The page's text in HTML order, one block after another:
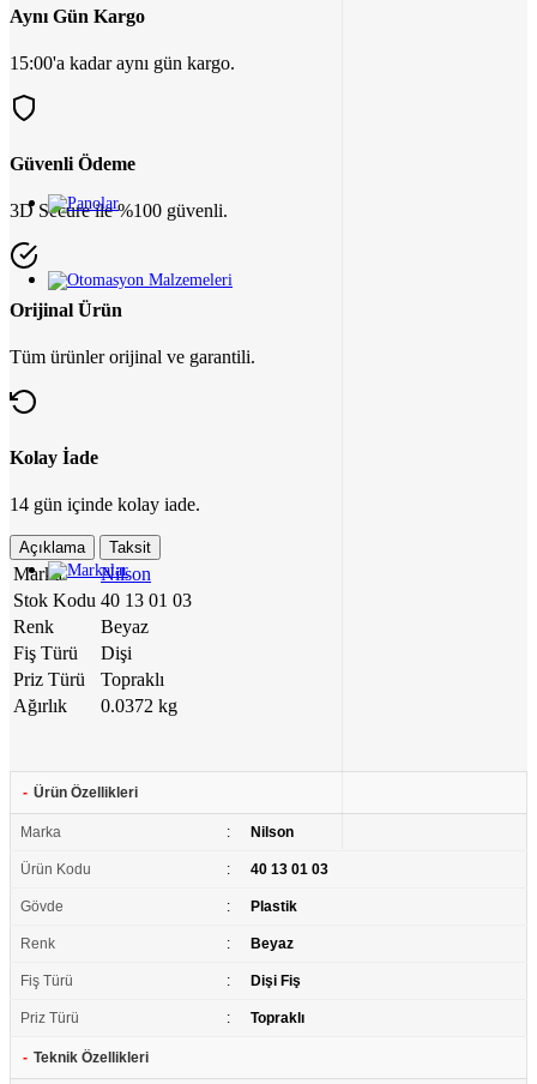
Aynı Gün Kargo
15:00'a kadar aynı gün kargo.
Güvenli Ödeme
3D Secure ile %100 güvenli.
Orijinal Ürün
Tüm ürünler orijinal ve garantili.
Kolay İade
14 gün içinde kolay iade.
Açıklama Taksit
Marka
Nilson
Stok Kodu 40 13 01 03
Renk
Beyaz
Fiş Türü
Dişi
Priz Türü
Topraklı
Ağırlık
0.0372 kg
- Ürün Özellikleri
Marka : Nilson
Ürün Kodu : 40 13 01 03
Gövde : Plastik
Renk : Beyaz
Fiş Türü : Dişi Fiş
Priz Türü : Topraklı
- Teknik Özellikleri